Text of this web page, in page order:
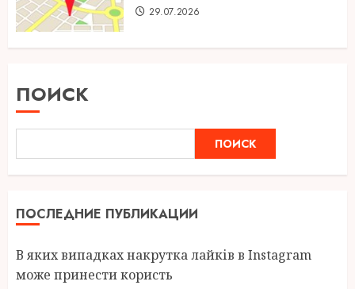
29.07.2026
ПОИСК
ПОИСК
ПОСЛЕДНИЕ ПУБЛИКАЦИИ
В яких випадках накрутка лайків в Instagram
може принести користь